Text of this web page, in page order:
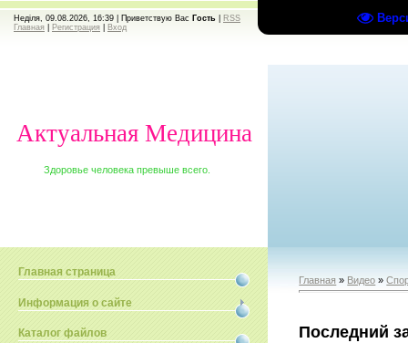
Неділя, 09.08.2026, 16:39 | Приветствую Вас Гость
RSS
Главная
Регистрация Вход
Актуальная Медицина
Здоровье человека превыше всего.
Главная страница
Информация о сайте
Каталог файлов
Главная » Видео »
Последний